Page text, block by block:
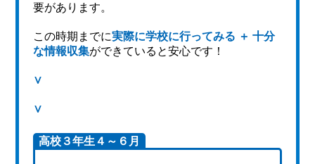
要があります。
この時期までに実際に学校に行ってみる ＋ 十分
な情報収集ができていると安心です！
∨
∨
高校３年生４～６月